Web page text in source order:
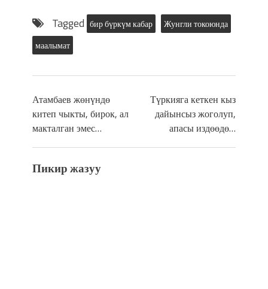
Tagged бир бүркүм кабар
Жунгли токоюнда
маалымат
Атамбаев жөнүндө
китеп чыкты, бирок, ал
макталган эмес…
Түркияга кеткен кыз
дайынсыз жоголуп,
апасы издөөдө…
Пикир жазуу